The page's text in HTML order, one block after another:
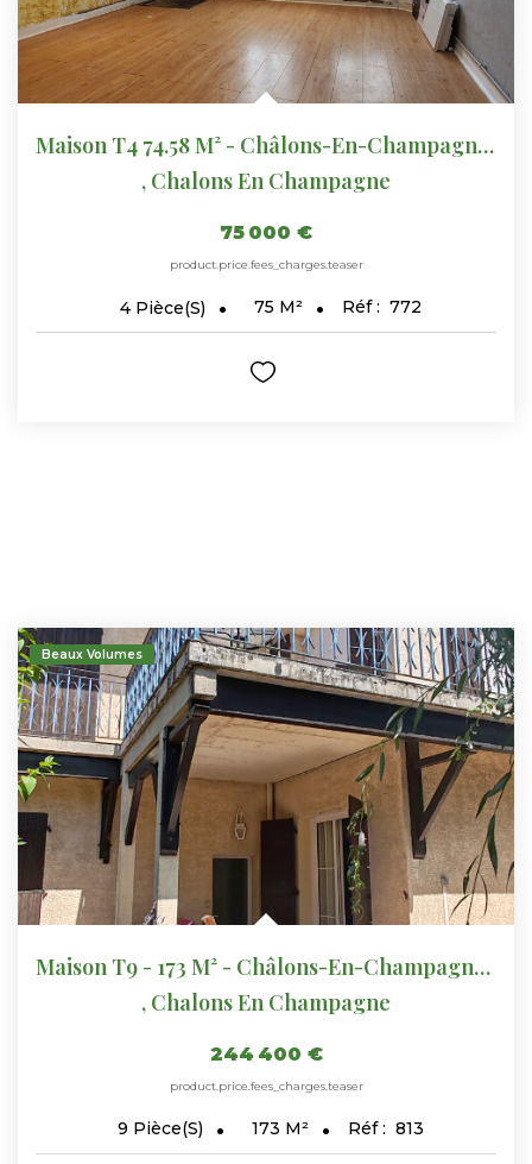
Maison T4 74.58 M² - Châlons-En-Champagne - REF 772
, Chalons En Champagne
75 000 €
product.price.fees_charges.teaser
4 Pièce(s) 75 M² Réf : 772
Beaux Volumes
Maison T9 - 173 M² - Châlons-En-Champagne - REF 813
, Chalons En Champagne
244 400 €
product.price.fees_charges.teaser
9 Pièce(s) 173 M² Réf : 813